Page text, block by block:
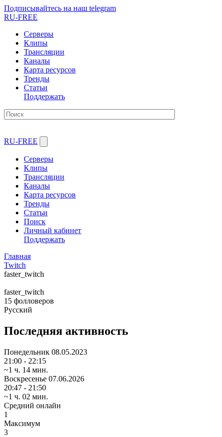
Подписывайтесь на наш telegram
RU-FREE
Серверы
Клипы
Трансляции
Каналы
Карта ресурсов
Тренды
Статьи
Поддержать
RU-FREE
Серверы
Клипы
Трансляции
Каналы
Карта ресурсов
Тренды
Статьи
Поиск
Личный кабинет
Поддержать
Главная
Twitch
faster_twitch
faster_twitch
15 фолловеров
Русский
Последняя активность
Понедельник 08.05.2023
21:00 - 22:15
~1 ч. 14 мин.
Воскресенье 07.06.2026
20:47 - 21:50
~1 ч. 02 мин.
Средний онлайн
1
Максимум
3